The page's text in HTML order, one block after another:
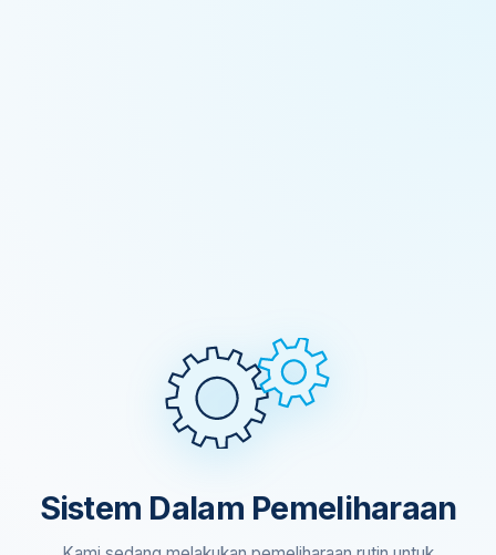
Sistem Dalam Pemeliharaan